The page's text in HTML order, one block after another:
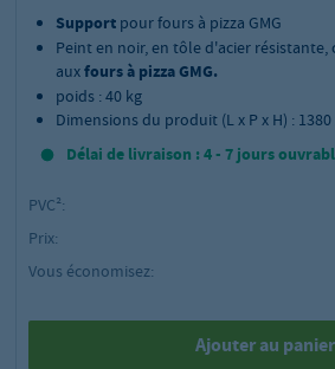
Support pour fours à pizza GMG
Peint en noir, en tôle d'acier
auxfours à pizza GMG.
poids : 40 kg
Dimensions du produit (L x P x H) : 1380
Délai de livraison : 4 - 7 jours
PVC²:
Prix:
Vous économisez:
Ajouter au panier